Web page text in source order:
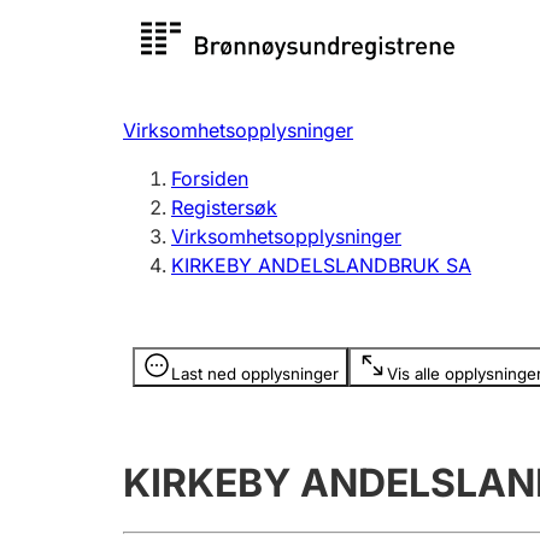
Registersøk
Registrere, endre, slette
Virksomhetsopplysninger
Forsiden
Registersøk
Virksomhetsopplysninger
KIRKEBY ANDELSLANDBRUK SA
Last ned opplysninger Vis alle
Opplysninger er skjult
KIRKEBY